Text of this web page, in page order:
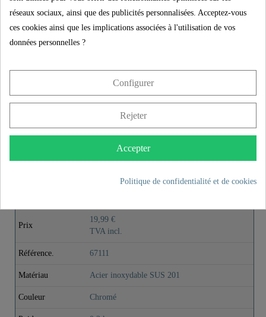
Contenu de la livraison
Instructions de montage
PLUS DE DÉTAILS
Prix
19,99 €
TVA incl.
Référence. 67111
Matériau Acier inoxydable SUS 201
Couleur Chromé
réseaux sociaux, ainsi que des publicités personnalisées. Acceptez-vous
ces cookies ainsi que les implications associées à l'utilisation de vos
données personnelles ?
Configurer
Rejeter
Accepter
Politique de confidentialité et de cookies